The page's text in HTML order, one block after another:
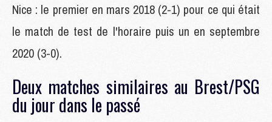
Nice : le premier en mars 2018 (2-1) pour ce qui était
le match de test de l'horaire puis un en septembre
2020 (3-0).
Deux matches similaires au Brest/PSG
du jour dans le passé